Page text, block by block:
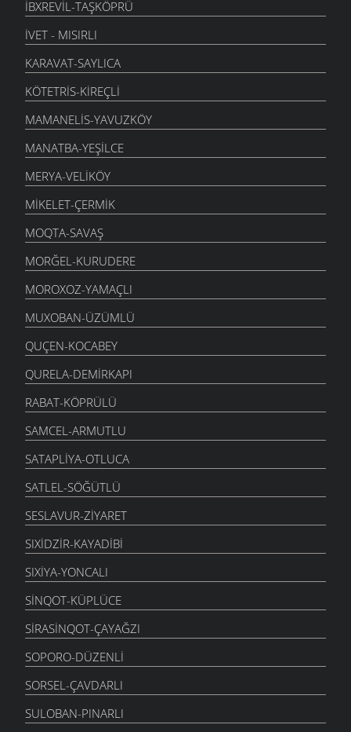
İBXREVIL-TAŞKÖPRÜ
İVET - MISIRLI
KARAVAT-SAYLICA
KÖTETRIS-KIREÇLI
MAMANELIS-YAVUZKÖY
MANATBA-YEŞILCE
MERYA-VELIKÖY
MIKELET-ÇERMIK
MOQTA-SAVAŞ
MORĞEL-KURUDERE
MOROXOZ-YAMAÇLI
MUXOBAN-ÜZÜMLÜ
QUÇEN-KOCABEY
QURELA-DEMIRKAPI
RABAT-KÖPRÜLÜ
SAMCEL-ARMUTLU
SATAPLIYA-OTLUCA
SATLEL-SÖĞÜTLÜ
SESLAVUR-ZIYARET
SIXIDZIR-KAYADIBI
SIXIYA-YONCALI
SINQOT-KÜPLÜCE
SIRASINQOT-ÇAYAĞZI
SOPORO-DÜZENLI
SORSEL-ÇAVDARLI
SULOBAN-PINARLI